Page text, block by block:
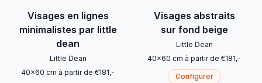
Visages en lignes
minimalistes par little
dean
Little Dean
40x60 cm à partir de €181,-
Visages abstraits
sur fond beige
Little Dean
40x60 cm à partir de €181,-
Configurer